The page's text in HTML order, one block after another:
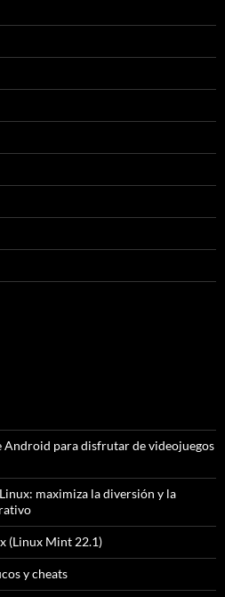
Android para disfrutar de videojuegos
maximiza la diversión y la
(Linux Mint 22.1)
y cheats